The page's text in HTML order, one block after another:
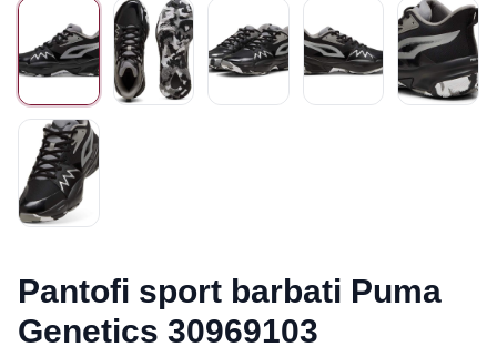
Pantofi sport barbati Puma
Genetics 30969103